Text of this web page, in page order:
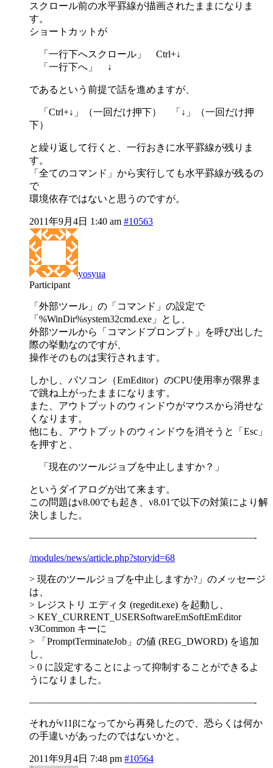
スクロール前の水平罫線が描画されたままになりま
す。
ショートカットが
「一行下へスクロール」 Ctrl+↓
「一行下へ」 ↓
であるという前提で話を進めますが、
「Ctrl+↓」（一回だけ押下） 「↓」（一回だけ押
下）
と繰り返して行くと、一行おきに水平罫線が残りま
す。
「全てのコマンド」から実行しても水平罫線が残るの
で
環境依存ではないと思うのですが。
2011年9月4日 1:40 am #10563
yosyua
Participant
「外部ツール」の「コマンド」の設定で
「%WinDir%system32cmd.exe」とし、
外部ツールから「コマンドプロンプト」を呼び出した
際の挙動なのですが、
操作そのものは実行されます。
しかし、パソコン（EmEditor）のCPU使用率が限界ま
で跳ね上がったままになります。
また、アウトプットのウィンドウがマウスから消せな
くなります。
他にも、アウトプットのウィンドウを消そうと「Esc」
を押すと、
「現在のツールジョブを中止しますか？」
というダイアログが出て来ます。
この問題はv8.00でも起き、v8.01で以下の対策により解
決しました。
———————————————————————-
/modules/news/article.php?storyid=68
> 現在のツールジョブを中止しますか?」のメッセージ
は、
> レジストリ エディタ (regedit.exe) を起動し、
> KEY_CURRENT_USERSoftwareEmSoftEmEditor
v3Common キーに
> 「PromptTerminateJob」の値 (REG_DWORD) を追加
し、
> 0 に設定することによって抑制することができるよ
うになりました。
———————————————————————-
それがv11βになってから再発したので、恐らくは何か
の手違いがあったのではないかと。
2011年9月4日 7:48 pm #10564